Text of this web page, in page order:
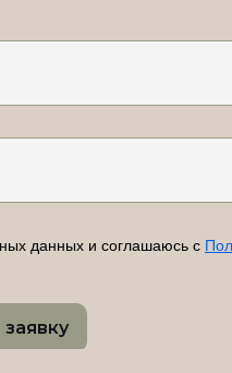
данных и соглашаюсь с